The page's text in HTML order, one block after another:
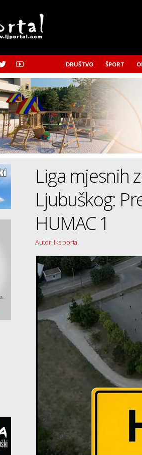
DRUŠTVO ŠPORT
Liga mjesnih
Ljubuškog:
HUMAC 1
Autor: Iks portal